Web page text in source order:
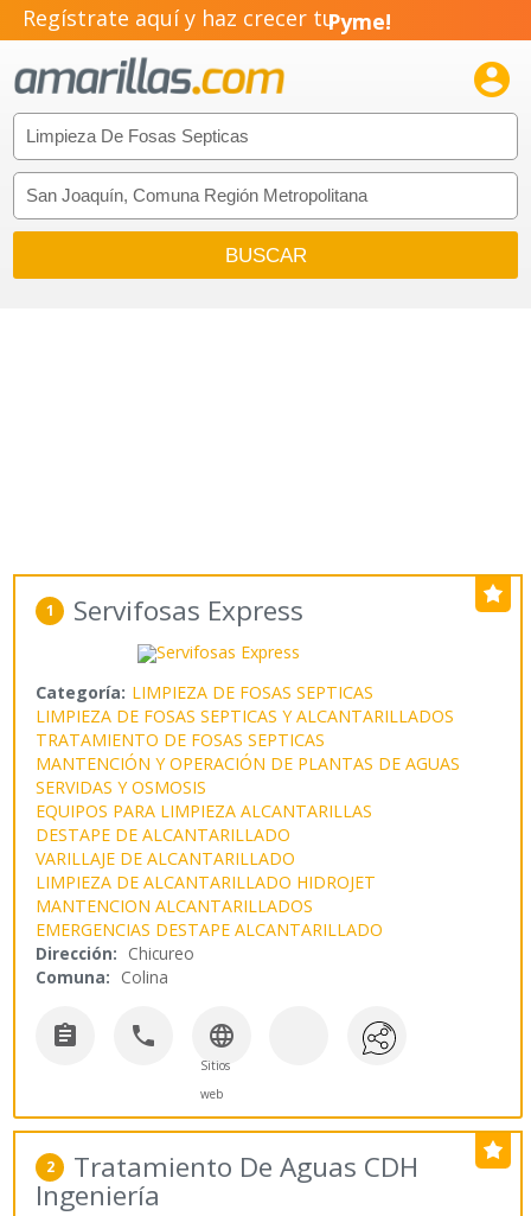
Regístrate aquí y haz crecer tuPyme!
Emprendimiento!

1 Servifosas Express
Categoría: LIMPIEZA DE FOSAS SEPTICAS
LIMPIEZA DE FOSAS SEPTICAS Y ALCANTARILLADOS
TRATAMIENTO DE FOSAS SEPTICAS
MANTENCIÓN Y OPERACIÓN DE PLANTAS DE AGUAS
SERVIDAS Y OSMOSIS
EQUIPOS PARA LIMPIEZA ALCANTARILLAS
DESTAPE DE ALCANTARILLADO
VARILLAJE DE ALCANTARILLADO
LIMPIEZA DE ALCANTARILLADO HIDROJET
MANTENCION ALCANTARILLADOS
EMERGENCIAS DESTAPE ALCANTARILLADO
Dirección: Chicureo
Comuna: Colina
  
Sitios
web
2 Tratamiento De Aguas CDH
Ingeniería